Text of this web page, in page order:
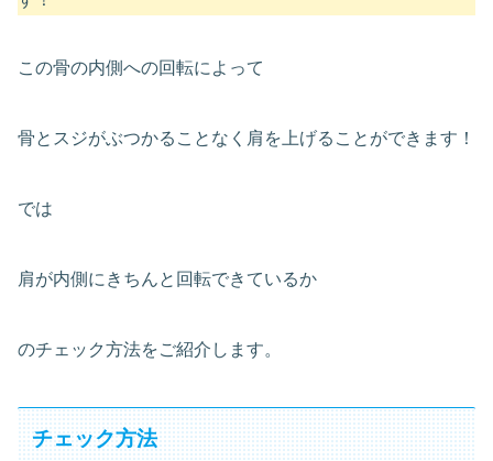
この骨の内側への回転によって
骨とスジがぶつかることなく肩を上げることができます！
では
肩が内側にきちんと回転できているか
のチェック方法をご紹介します。
チェック方法